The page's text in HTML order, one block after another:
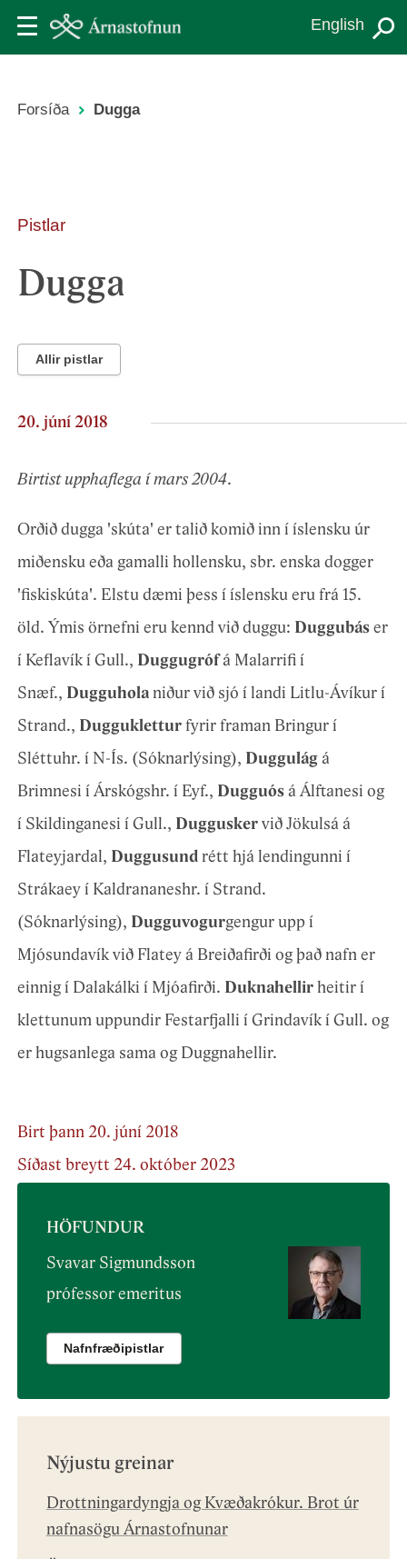
English
Leiðsagnarslóð
Forsíða Dugga
Pistlar
Dugga
Allir pistlar
20. júní 2018
Birtist upphaflega í mars 2004.
Orðið dugga 'skúta' er talið komið inn í íslensku úr
miðensku eða gamalli hollensku, sbr. enska dogger
'fiskiskúta'. Elstu dæmi þess í íslensku eru frá 15.
öld. Ýmis örnefni eru kennd við duggu: Duggubás er
í Keflavík í Gull., Duggugrófá Malarrifi í
Snæf., Dugguhola niður við sjó í landi Litlu-Ávíkur í
Strand., Dugguklettur fyrir framan Bringur í
Sléttuhr. í N-Ís. (Sóknarlýsing), Duggulág á
Brimnesi í Árskógshr. í Eyf., Dugguós á Álftanesi og
í Skildinganesi í Gull., Duggusker við Jökulsá á
Flateyjardal, Duggusund rétt hjá lendingunni í
Strákaey í Kaldrananeshr. í Strand.
(Sóknarlýsing), Dugguvogurgengur upp í
Mjósundavík við Flatey á Breiðafirði og það nafn er
einnig í Dalakálki í Mjóafirði. Duknahellir heitir í
klettunum uppundir Festarfjalli í Grindavík í Gull. og
er hugsanlega sama og Duggnahellir.
Birt þann 20. júní 2018
Síðast breytt 24. október 2023
HÖFUNDUR
Svavar Sigmundsson
prófessor emeritus
Nafnfræðipistlar
Nýjustu greinar
Drottningardyngja og Kvæðakrókur. Brot úr
nafnasögu Árnastofnunar